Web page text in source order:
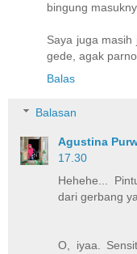
bingung
Saya juga
gede, agak
Balas
Balasan
Agustina
17.30
Hehehe...
dari gerbang
O, iyaa.